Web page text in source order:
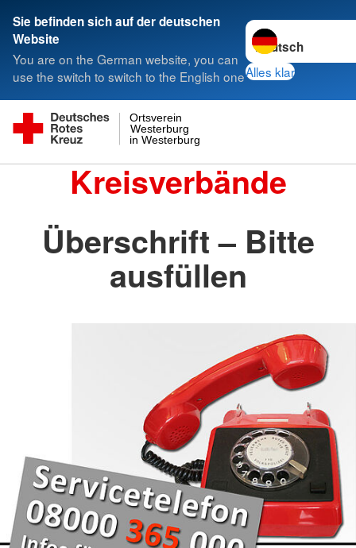
Sie befinden sich auf der deutschen
Website
You are on the German website, you can
use the switch to switch to the English one
Sprache wechseln
Alles klar
in Westerburg
Westerburg
Ortsverein
Kreisverbände
Überschrift – Bitte
ausfüllen